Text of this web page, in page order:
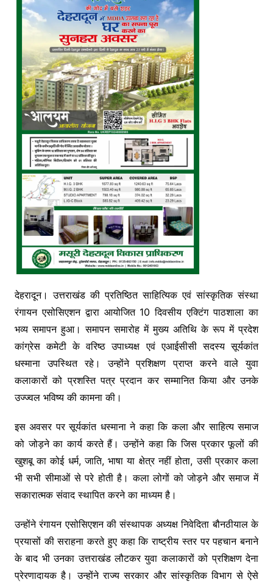
देहरादून। उत्तराखंड की प्रतिष्ठित साहित्यिक एवं सांस्कृतिक संस्था
रंगायन एसोसिएशन द्वारा आयोजित 10 दिवसीय एक्टिंग पाठशाला का
भव्य समापन हुआ। समापन समारोह में मुख्य अतिथि के रूप में प्रदेश
कांग्रेस कमेटी के वरिष्ठ उपाध्यक्ष एवं एआईसीसी सदस्य सूर्यकांत
धस्माना उपस्थित रहे। उन्होंने प्रशिक्षण प्राप्त करने वाले युवा
कलाकारों को प्रशस्ति पत्र प्रदान कर सम्मानित किया और उनके
उज्ज्वल भविष्य की कामना की।
इस अवसर पर सूर्यकांत धस्माना ने कहा कि कला और साहित्य समाज
को जोड़ने का कार्य करते हैं। उन्होंने कहा कि जिस प्रकार फूलों की
खुशबू का कोई धर्म, जाति, भाषा या क्षेत्र नहीं होता, उसी प्रकार कला
भी सभी सीमाओं से परे होती है। कला लोगों को जोड़ने और समाज में
सकारात्मक संवाद स्थापित करने का माध्यम है।
उन्होंने रंगायन एसोसिएशन की संस्थापक अध्यक्ष निवेदिता बौनठीयाल के
प्रयासों की सराहना करते हुए कहा कि राष्ट्रीय स्तर पर पहचान बनाने
के बाद भी उनका उत्तराखंड लौटकर युवा कलाकारों को प्रशिक्षण देना
प्रेरणादायक है। उन्होंने राज्य सरकार और सांस्कृतिक विभाग से ऐसे